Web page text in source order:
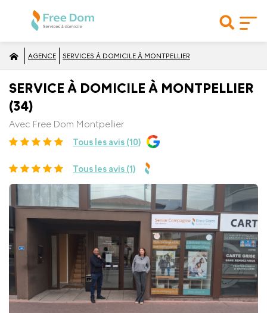
AGENCE SERVICES À DOMICILE À MONTPELLIER
SERVICE À DOMICILE À MONTPELLIER
(34)
Avec Free Dom Montpellier
Tous les avis (10)
Tous les avis (1)